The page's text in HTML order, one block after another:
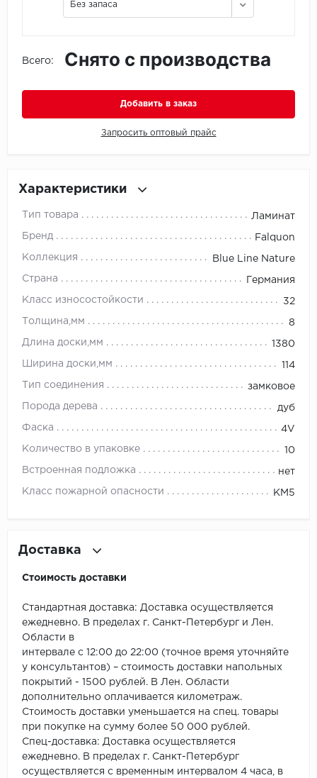
LG Decotile
Lucky Floor
No brand
Pergo
Quality Flooring
Smartprofile
SPC Flooring
SPC Promo
SPC Stronghold
TANTO
Без запаса
Всего: Снято с производства
Добавить в заказ
Запросить оптовый прайс
Характеристики
Тип товара Ламинат
Бренд Falquon
Коллекция Blue Line Nature
Страна Германия
Класс износостойкости 32
Толщина,мм 8
Длина доски,мм 1380
Ширина доски,мм 114
Тип соединения замковое
Порода дерева дуб
Фаска 4V
Количество в упаковке 10
Встроенная подложка нет
Класс пожарной опасности КМ5
Доставка
Стоимость доставки
Стандартная доставка: Доставка осуществляется
ежедневно. В пределах г. Санкт-Петербург и Лен.
Области в
интервале с 12:00 до 22:00 (точное время уточняйте
у консультантов) – стоимость доставки напольных
покрытий - 1500 рублей. В Лен. Области
дополнительно оплачивается километраж.
Стоимость доставки уменьшается на спец. товары
при покупке на сумму более 50 000 рублей.
Спец-доставка: Доставка осуществляется
ежедневно. В пределах г. Санкт-Петербург
осуществляется с временным интервалом 4 часа, в